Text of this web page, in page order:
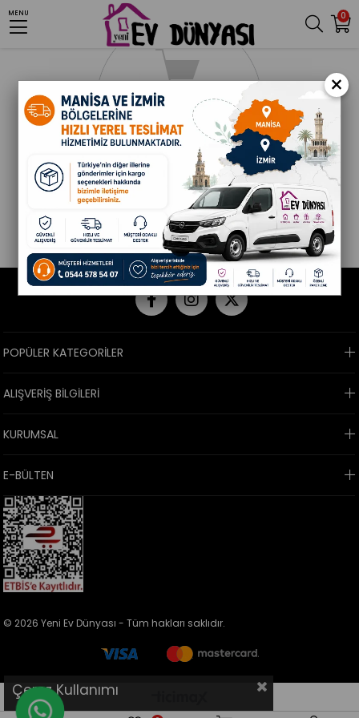
0
MENU
POPÜLER KATEGORİLER
ALIŞVERİŞ BİLGİLERİ
KURUMSAL
E-BÜLTEN
© 2026 Yeni Ev Dünyası - Tüm hakları saklıdır.
Çerez Kullanımı
×